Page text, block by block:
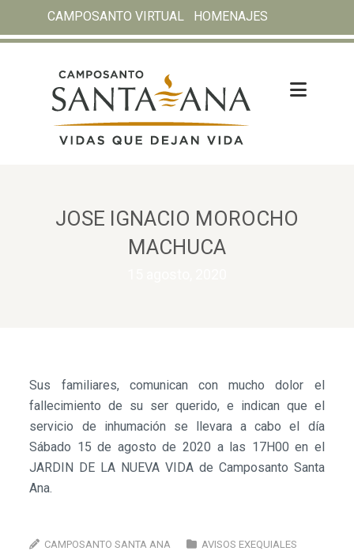
CAMPOSANTO VIRTUAL HOMENAJES
JOSE IGNACIO MOROCHO
MACHUCA
Sus familiares, comunican con mucho dolor el
fallecimiento de su ser querido, e indican que el
servicio de inhumación se llevara a cabo el día
Sábado 15 de agosto de 2020 a las 17H00 en el
JARDIN DE LA NUEVA VIDA de Camposanto Santa
Ana.
CAMPOSANTO SANTA ANA AVISOS EXEQUIALES